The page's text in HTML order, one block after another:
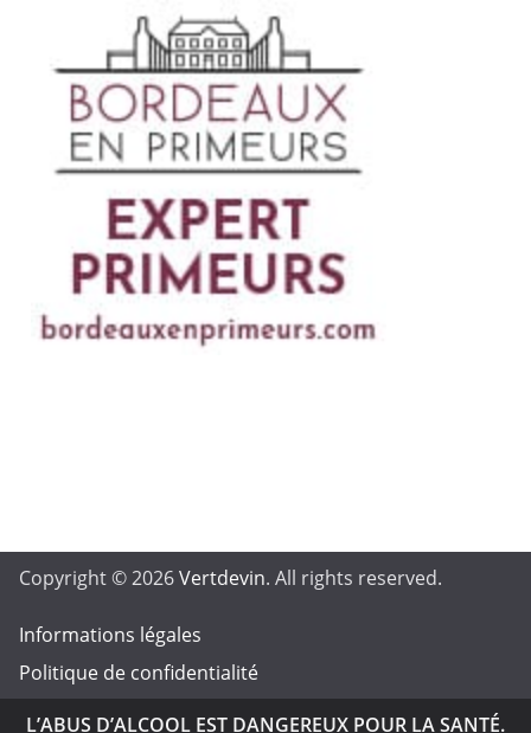
Copyright © 2026Vertdevin. All rights reserved.
Informations légales
Politique de confidentialité
L’ABUS D’ALCOOL EST DANGEREUX POUR LA SANTÉ.